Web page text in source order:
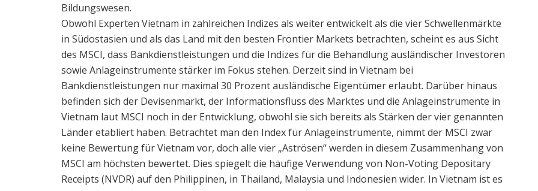
Bildungswesen.
Obwohl Experten Vietnam in zahlreichen Indizes als weiter entwickelt als die vier Schwellenmärkte
in Südostasien und als das Land mit den besten Frontier Markets betrachten, scheint es aus Sicht
des MSCI, dass Bankdienstleistungen und die Indizes für die Behandlung ausländischer Investoren
sowie Anlageinstrumente stärker im Fokus stehen. Derzeit sind in Vietnam bei
Bankdienstleistungen nur maximal 30 Prozent ausländische Eigentümer erlaubt. Darüber hinaus
befinden sich der Devisenmarkt, der Informationsfluss des Marktes und die Anlageinstrumente in
Vietnam laut MSCI noch in der Entwicklung, obwohl sie sich bereits als Stärken der vier genannten
Länder etabliert haben. Betrachtet man den Index für Anlageinstrumente, nimmt der MSCI zwar
keine Bewertung für Vietnam vor, doch alle vier „Aströsen“ werden in diesem Zusammenhang von
MSCI am höchsten bewertet. Dies spiegelt die häufige Verwendung von Non-Voting Depositary
Receipts (NVDR) auf den Philippinen, in Thailand, Malaysia und Indonesien wider. In Vietnam ist es